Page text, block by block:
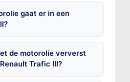
gaat er in een
de motorolie ververst
Trafic III?